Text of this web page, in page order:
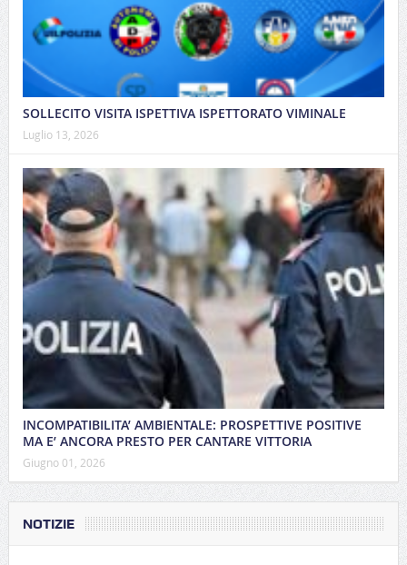
SOLLECITO VISITA ISPETTIVA ISPETTORATO VIMINALE
Luglio 13, 2026
INCOMPATIBILITA’ AMBIENTALE: PROSPETTIVE POSITIVE
MA E’ ANCORA PRESTO PER CANTARE VITTORIA
Giugno 01, 2026
NOTIZIE